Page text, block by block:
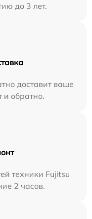
до 3 лет.
доставит ваше
и обратно.
техники Fujitsu
2 часов.